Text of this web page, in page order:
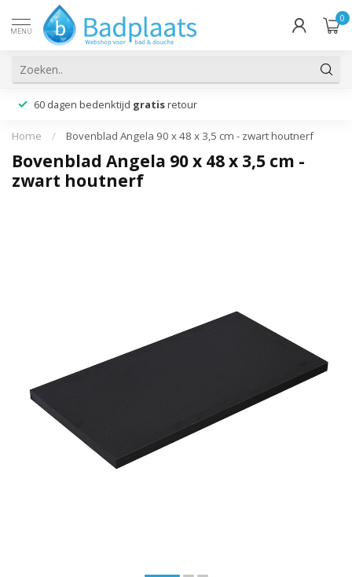
MENU
0
60 dagen bedenktijd gratis retour
Home / Bovenblad Angela 90 x 48 x 3,5 cm - zwart houtnerf
Bovenblad Angela 90 x 48 x 3,5 cm -
zwart houtnerf